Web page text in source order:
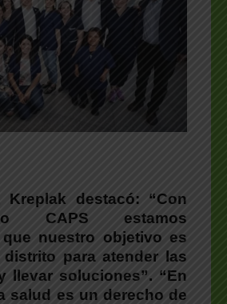
Kreplak destacó: “Con
CAPS estamos
nuestro objetivo es
distrito para atender las
llevar soluciones”. “En
salud es un derecho de